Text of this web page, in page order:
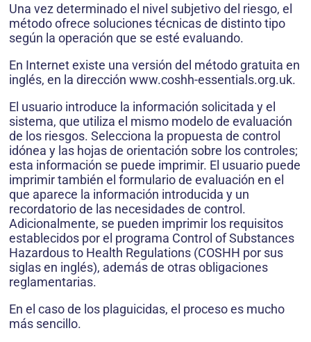
Una vez determinado el nivel subjetivo del riesgo, el
método ofrece soluciones técnicas de distinto tipo
según la operación que se esté evaluando.
En Internet existe una versión del método gratuita en
inglés, en la dirección www.coshh-essentials.org.uk.
El usuario introduce la información solicitada y el
sistema, que utiliza el mismo modelo de evaluación
de los riesgos. Selecciona la propuesta de control
idónea y las hojas de orientación sobre los controles;
esta información se puede imprimir. El usuario puede
imprimir también el formulario de evaluación en el
que aparece la información introducida y un
recordatorio de las necesidades de control.
Adicionalmente, se pueden imprimir los requisitos
establecidos por el programa Control of Substances
Hazardous to Health Regulations (COSHH por sus
siglas en inglés), además de otras obligaciones
reglamentarias.
En el caso de los plaguicidas, el proceso es mucho
más sencillo.